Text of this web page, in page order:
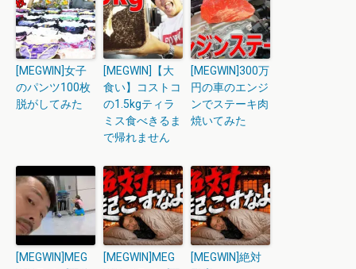
[MEGWIN]女子
のパンツ100枚
脱がしてみた
[MEGWIN]【大
食い】コストコ
の1.5kgティラ
ミス食べきるま
で帰れません
[MEGWIN]300万
円の車のエンジ
ンでステーキ肉
焼いてみた
[MEGWIN]MEG
[MEGWIN]MEG
[MEGWIN]絶対